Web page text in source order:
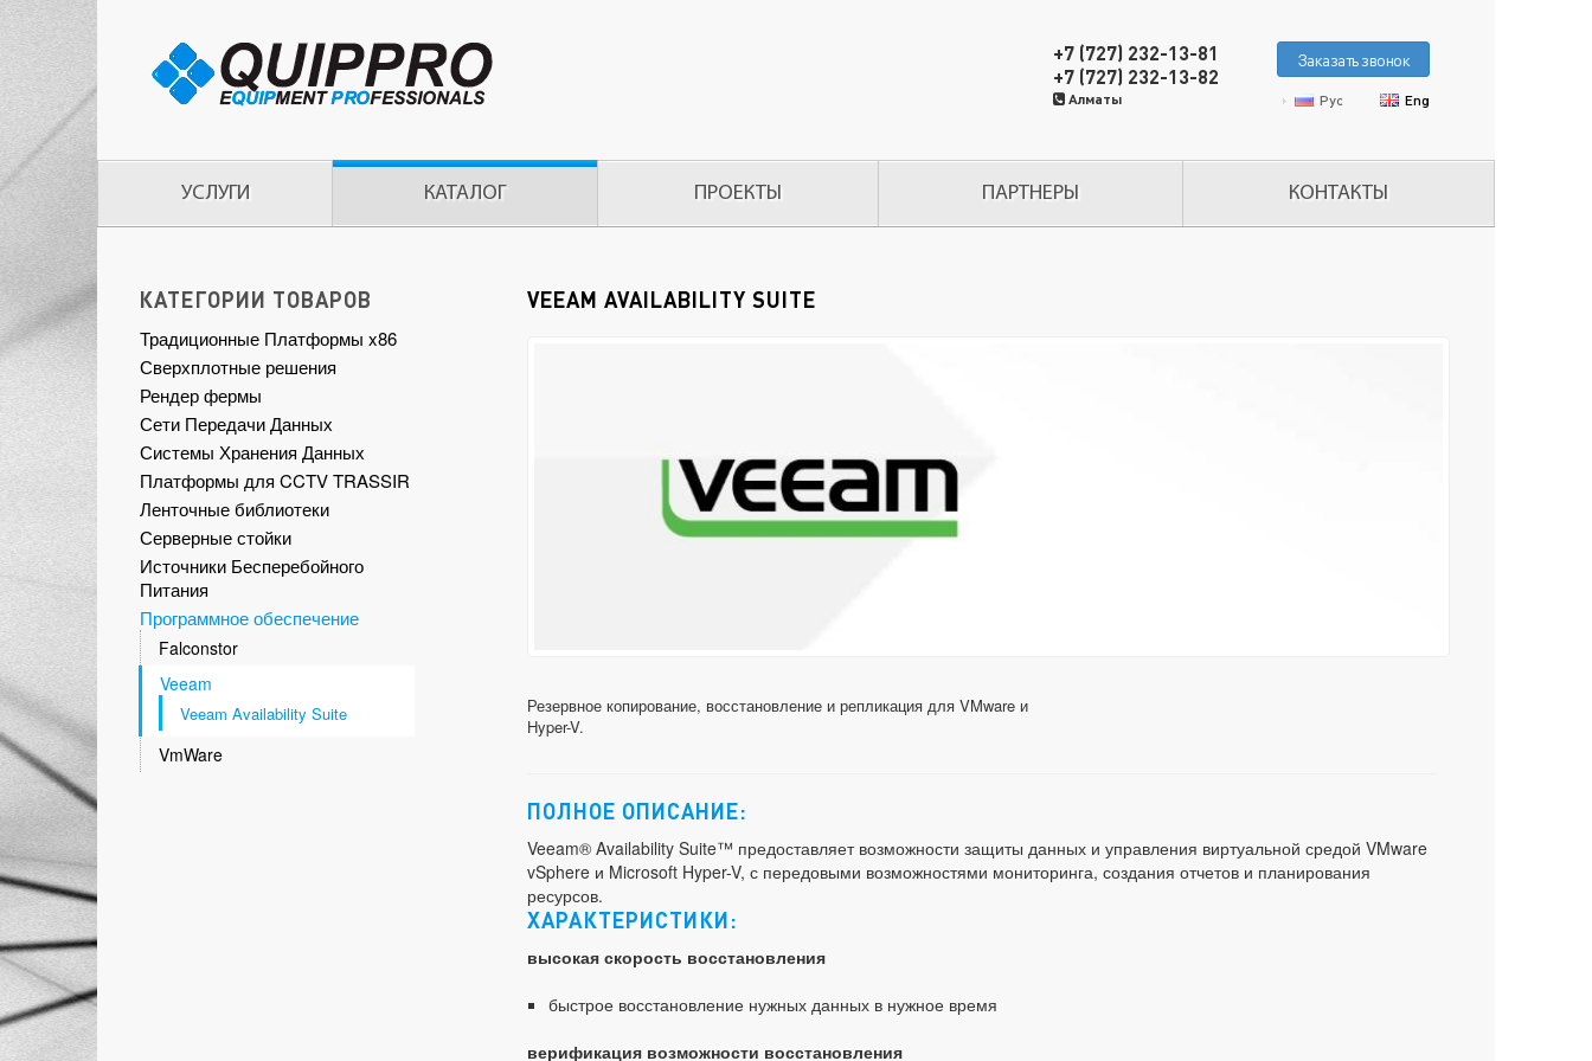
+7 (727) 232-13-81
+7 (727) 232-13-82
Алматы
Заказать звонок
Рус Eng
УСЛУГИ КАТАЛОГ ПРОЕКТЫ ПАРТНЕРЫ КОНТАКТЫ
КАТЕГОРИИ ТОВАРОВ
Традиционные Платформы x86
Сверхплотные решения
Рендер фермы
Сети Передачи Данных
Системы Хранения Данных
Платформы для CCTV TRASSIR
Ленточные библиотеки
Серверные стойки
Источники Бесперебойного
Питания
Программное обеспечение
Falconstor
Veeam
Veeam Availability Suite
VmWare
VEEAM AVAILABILITY SUITE
Резервное копирование, восстановление и репликация для VMware и
Hyper-V.
ПОЛНОЕ ОПИСАНИЕ:
Veeam® Availability Suite™ предоставляет возможности защиты данных и управления виртуальной средой VMware
vSphere и Microsoft Hyper-V, с передовыми возможностями мониторинга, создания отчетов и планирования
ресурсов.
ХАРАКТЕРИСТИКИ:
высокая скорость восстановления
быстрое восстановление нужных данных в нужное время
верификация возможности восстановления